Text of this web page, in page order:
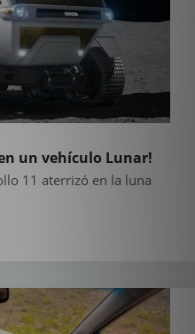
un vehículo Lunar!
11 aterrizó en la luna